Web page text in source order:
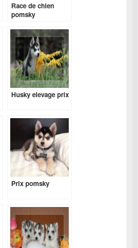
Race de chien
pomsky
Husky elevage prix
Prix pomsky